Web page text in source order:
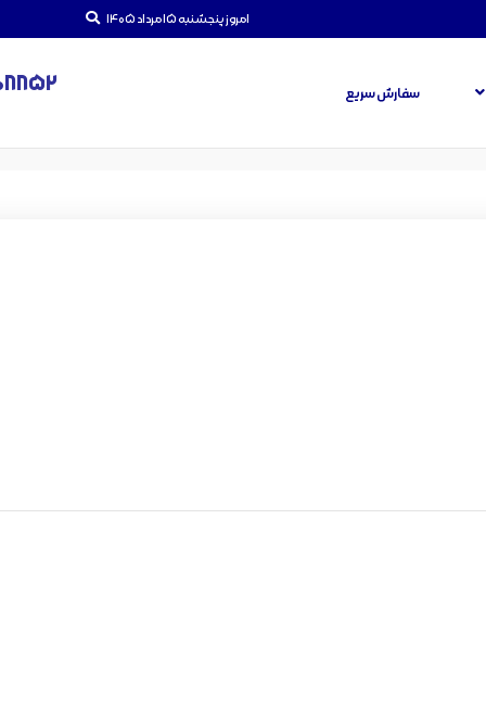
امروز پنجشنبه 15 مرداد 1405
سفارش سریع 36041970